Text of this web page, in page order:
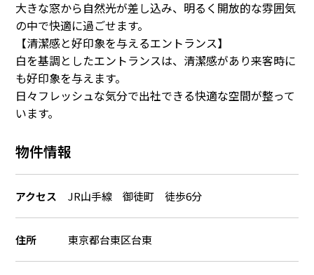
大きな窓から自然光が差し込み、明るく開放的な雰囲気
の中で快適に過ごせます。
【清潔感と好印象を与えるエントランス】
白を基調としたエントランスは、清潔感があり来客時に
も好印象を与えます。
日々フレッシュな気分で出社できる快適な空間が整って
います。
物件情報
アクセス JR山手線 御徒町 徒歩6分
住所 東京都台東区台東